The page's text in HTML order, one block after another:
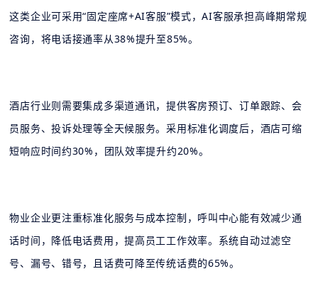
这类企业可采用“固定座席+AI客服”模式，AI客服承担高峰期常规
咨询，将电话接通率从38%提升至85%。
酒店行业则需要集成多渠道通讯，提供客房预订、订单跟踪、会
员服务、投诉处理等全天候服务。采用标准化调度后，酒店可缩
短响应时间约30%，团队效率提升约20%。
物业企业更注重标准化服务与成本控制，呼叫中心能有效减少通
话时间，降低电话费用，提高员工工作效率。系统自动过滤空
号、漏号、错号，且话费可降至传统话费的65%。